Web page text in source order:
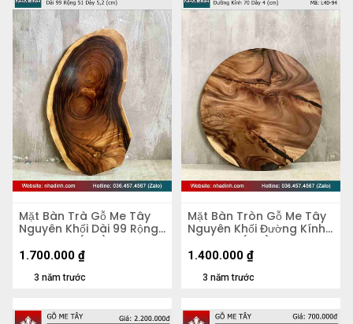
Mặt Bàn Trà Gỗ Me Tây
Nguyên Khối Dài 99 Rộng
51 Dày 5,2 (cm)
3 năm trước
1.700.000 ₫
Mặt Bàn Tròn Gỗ Me Tây
Nguyên Khối Đường Kính
70 Dày 4 (cm)
3 năm trước
1.400.000 ₫